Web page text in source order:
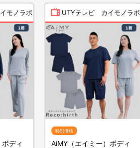
モノラボ
ディ
UTYテレビ カイモノラボ
特別価格
AiMY（エイミー）ボディ